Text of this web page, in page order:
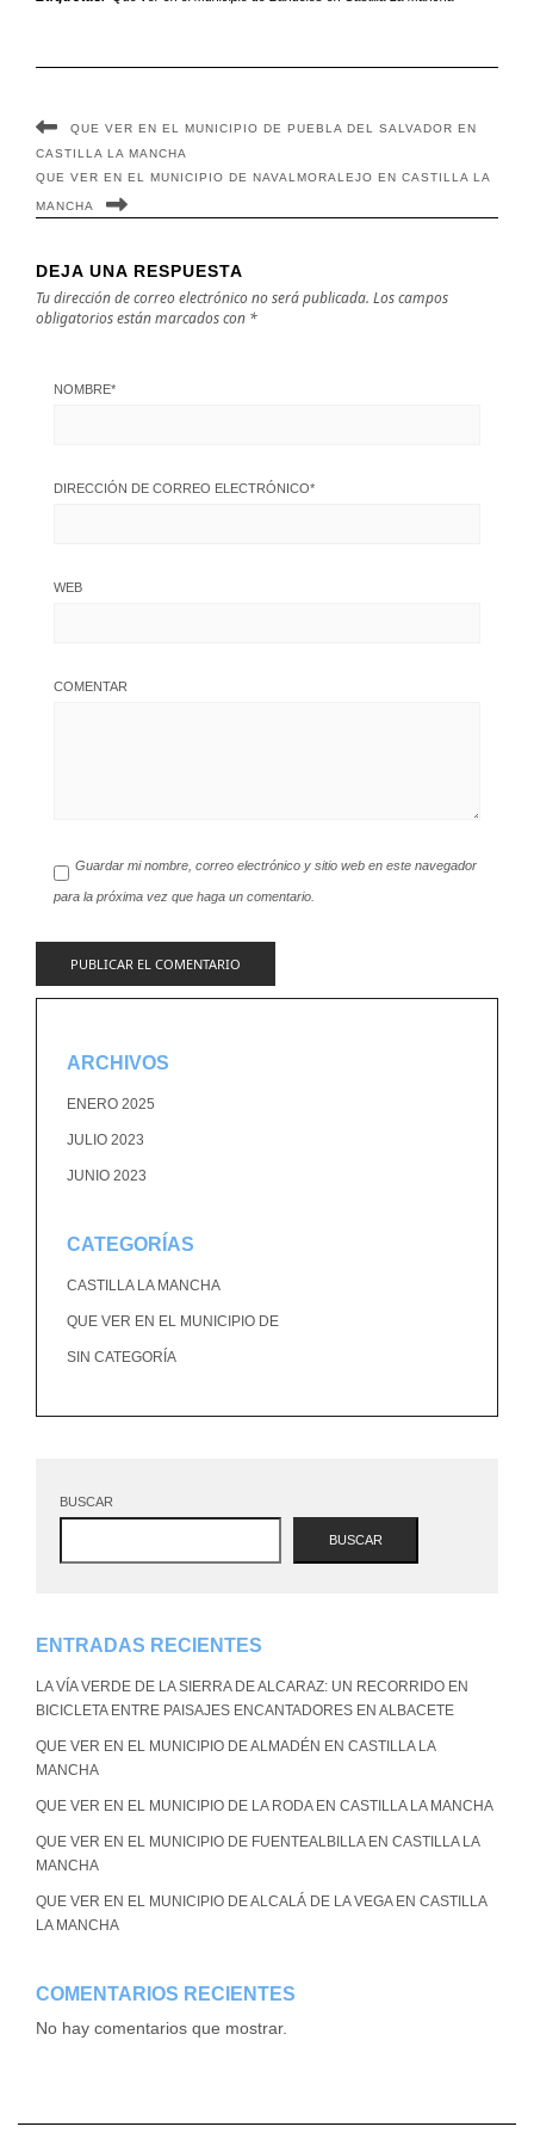
QUE VER EN EL MUNICIPIO DE PUEBLA DEL SALVADOR EN
CASTILLA LA MANCHA
QUE VER EN EL MUNICIPIO DE NAVALMORALEJO EN CASTILLA LA
MANCHA
DEJA UNA RESPUESTA
Tu dirección de correo electrónico no será publicada. Los campos
obligatorios están marcados con *
NOMBRE*
DIRECCIÓN DE CORREO ELECTRÓNICO*
WEB
COMENTAR
Guardar mi nombre, correo electrónico y sitio web en este navegador
para la próxima vez que haga un comentario.
ARCHIVOS
ENERO 2025
JULIO 2023
JUNIO 2023
CATEGORÍAS
CASTILLA LA MANCHA
QUE VER EN EL MUNICIPIO DE
SIN CATEGORÍA
BUSCAR
BUSCAR
ENTRADAS RECIENTES
LA VÍA VERDE DE LA SIERRA DE ALCARAZ: UN RECORRIDO EN
BICICLETA ENTRE PAISAJES ENCANTADORES EN ALBACETE
QUE VER EN EL MUNICIPIO DE ALMADÉN EN CASTILLA LA
MANCHA
QUE VER EN EL MUNICIPIO DE LA RODA EN CASTILLA LA MANCHA
QUE VER EN EL MUNICIPIO DE FUENTEALBILLA EN CASTILLA LA
MANCHA
QUE VER EN EL MUNICIPIO DE ALCALÁ DE LA VEGA EN CASTILLA
LA MANCHA
COMENTARIOS RECIENTES
No hay comentarios que mostrar.